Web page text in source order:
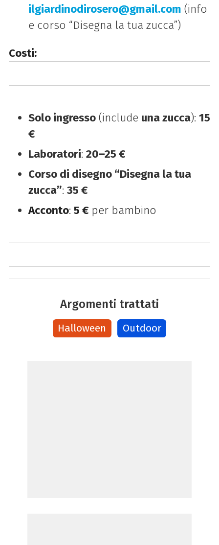
ilgiardinodirosero@gmail.com (info
e corso “Disegna la tua zucca”)
Costi:
Solo ingresso(include una zucca): 15
€
Laboratori: 20–25 €
Corso di disegno “Disegna la tua
zucca”: 35 €
Acconto: 5 €per bambino
Argomenti trattati
Halloween Outdoor